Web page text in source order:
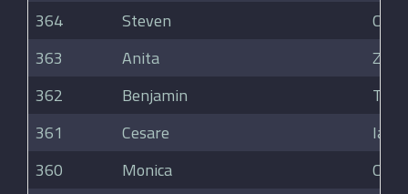
364
Steven
363
Anita
362
Benjamin
Tong
361
Cesare
360
Monica